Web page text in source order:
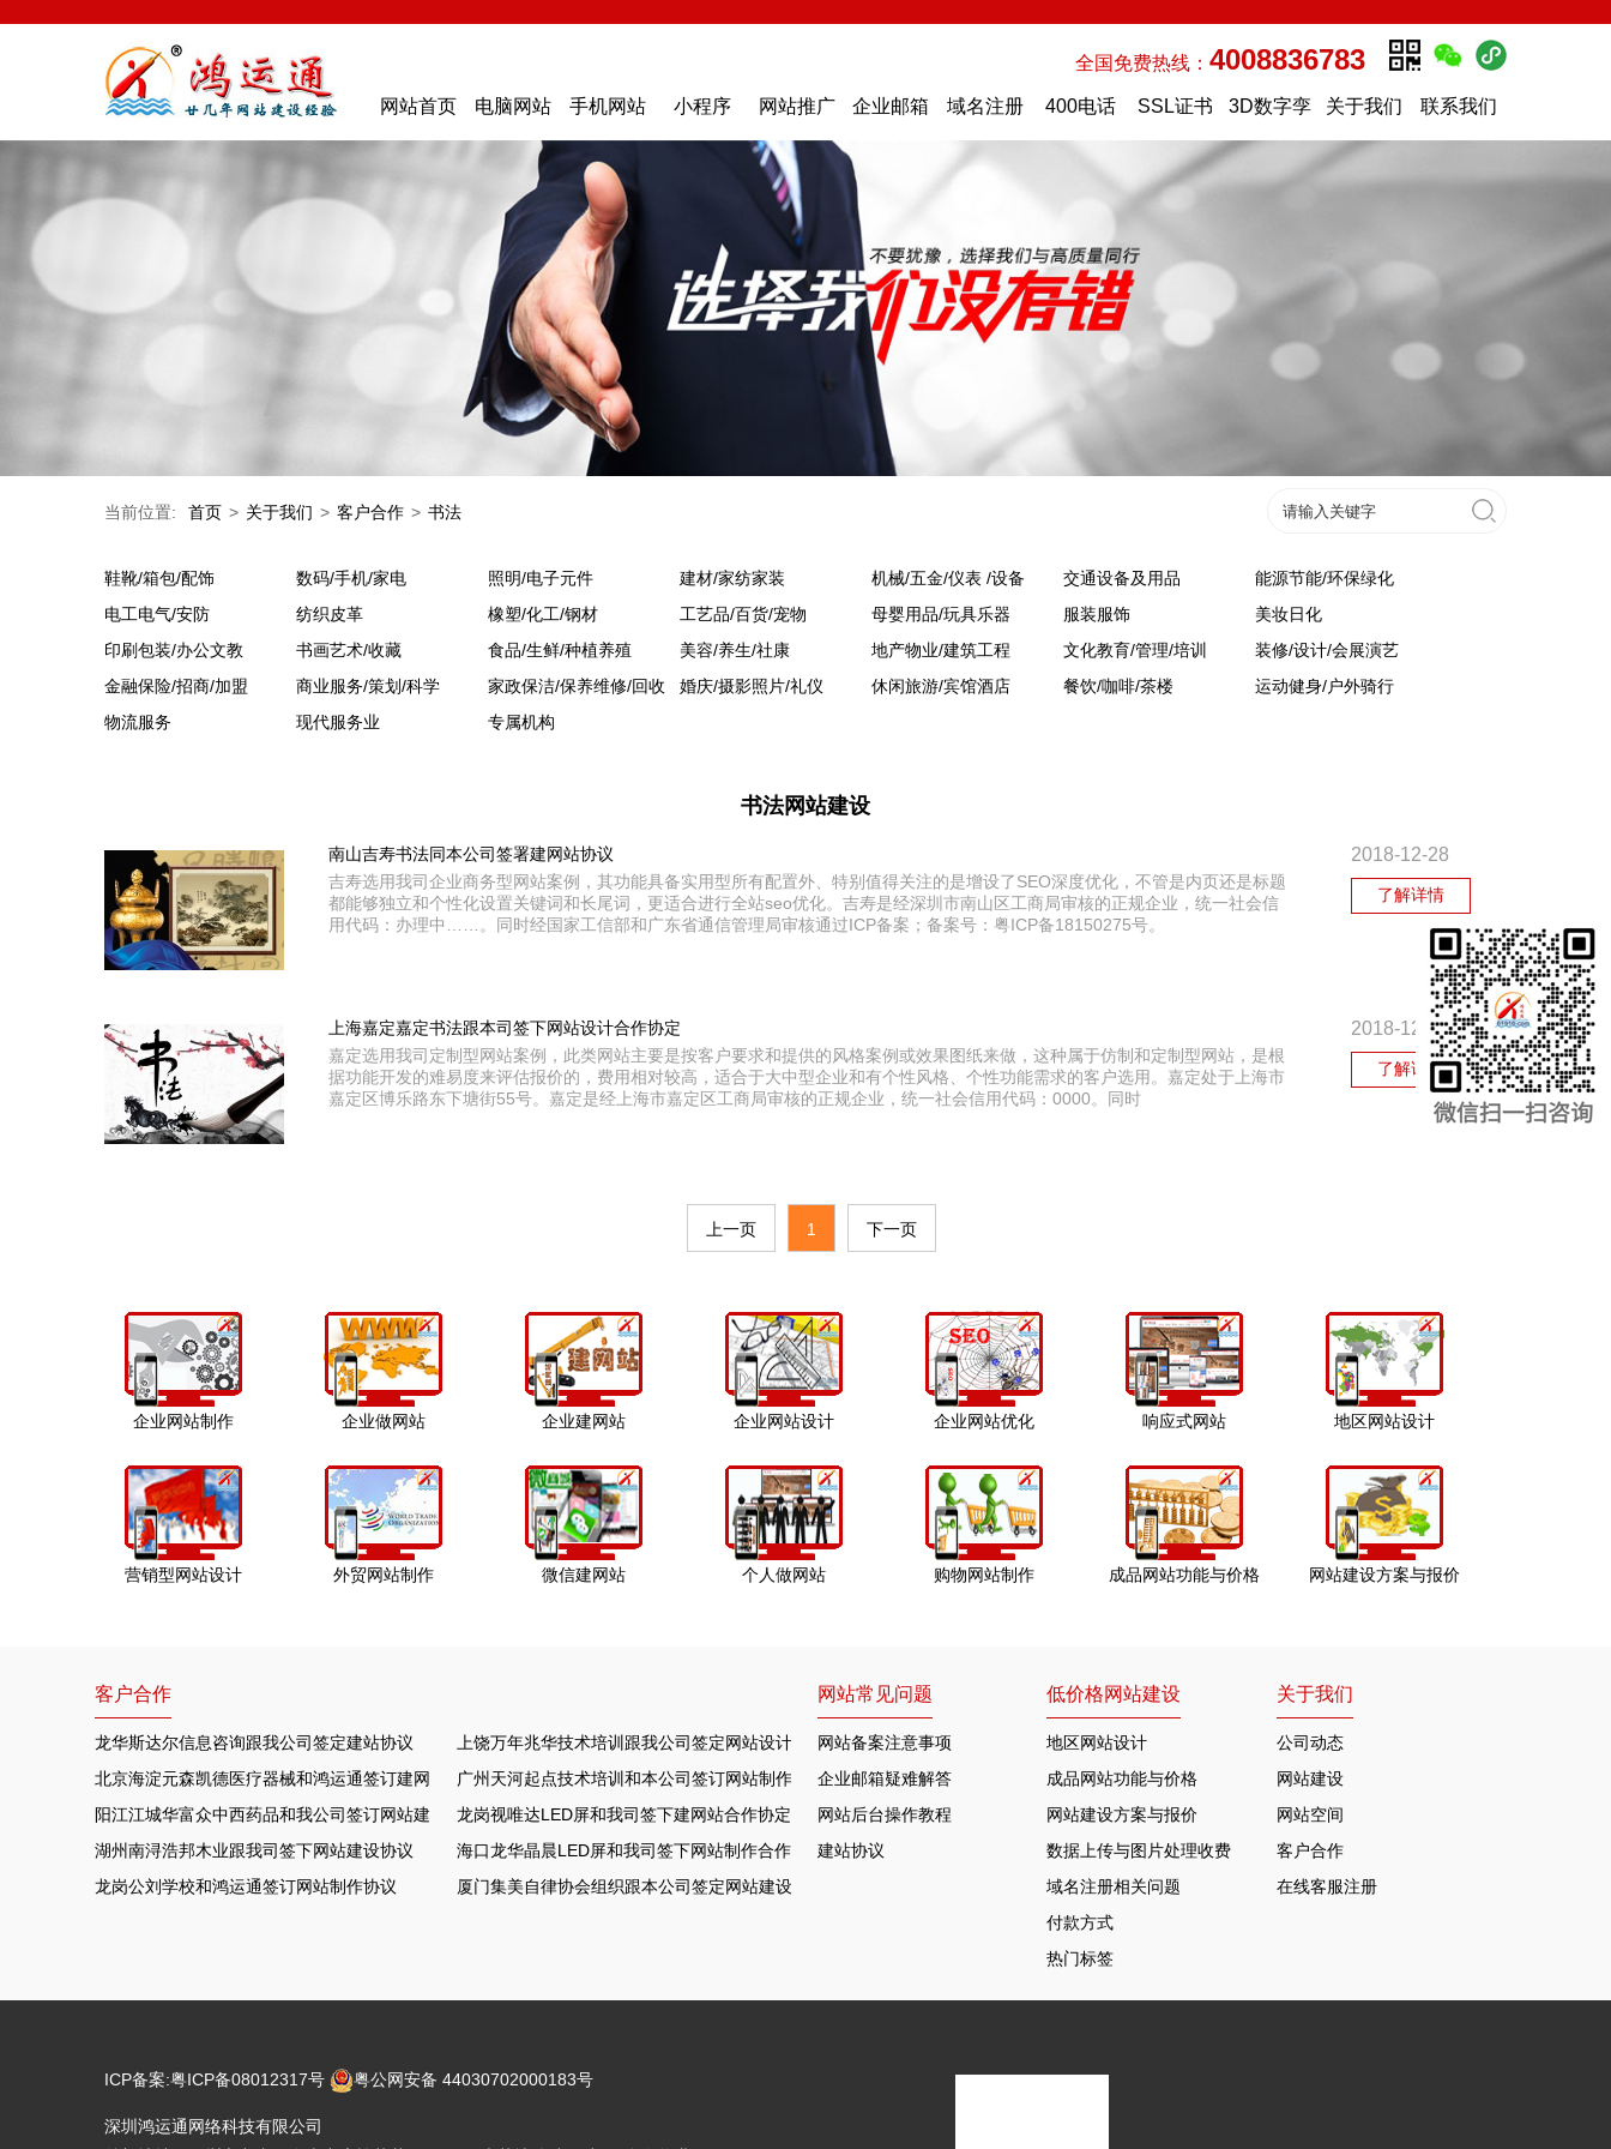
全国免费热线： 4008836783
网站首页 电脑网站 手机网站 小程序 网站推广 企业邮箱 域名注册 400电话 SSL证书 3D数字孪 关于我们 联系我们
当前位置: 首页 > 关于我们 > 客户合作 > 书法
鞋靴/箱包/配饰 数码/手机/家电 照明/电子元件 建材/家纺家装 机械/五金/仪表 /设备 交通设备及用品
能源节能/环保绿化
电工电气/安防
纺织皮革 橡塑/化工/钢材 工艺品/百货/宠物 母婴用品/玩具乐器 服装服饰
美妆日化
印刷包装/办公文教
书画艺术/收藏 食品/生鲜/种植养殖 美容/养生/社康 地产物业/建筑工程 文化教育/管理/培训
装修/设计/会展演艺
金融保险/招商/加盟
商业服务/策划/科学 家政保洁/保养维修/回收 婚庆/摄影照片/礼仪 休闲旅游/宾馆酒店 餐饮/咖啡/茶楼
运动健身/户外骑行
物流服务
现代服务业 专属机构
书法网站建设
南山吉寿书法同本公司签署建网站协议 2018-12-28
了解详情
吉寿选用我司企业商务型网站案例，其功能具备实用型所有配置外、特别值得关注的是增设了SEO深度优化，不管是内页还是标题
都能够独立和个性化设置关键词和长尾词，更适合进行全站seo优化。吉寿是经深圳市南山区工商局审核的正规企业，统一社会信
用代码：办理中……。同时经国家工信部和广东省通信管理局审核通过ICP备案；备案号：粤ICP备18150275号。
上海嘉定嘉定书法跟本司签下网站设计合作协定 2018-12-24
了解详情
嘉定选用我司定制型网站案例，此类网站主要是按客户要求和提供的风格案例或效果图纸来做，这种属于仿制和定制型网站，是根
据功能开发的难易度来评估报价的，费用相对较高，适合于大中型企业和有个性风格、个性功能需求的客户选用。嘉定处于上海市
嘉定区博乐路东下塘街55号。嘉定是经上海市嘉定区工商局审核的正规企业，统一社会信用代码：0000。同时
上一页 1 下一页
企业网站制作 企业做网站 企业建网站 企业网站设计 企业网站优化 响应式网站 地区网站设计
营销型网站设计 外贸网站制作 微信建网站 个人做网站 购物网站制作 成品网站功能与价格 网站建设方案与报价
客户合作
龙华斯达尔信息咨询跟我公司签定建站协议
上饶万年兆华技术培训跟我公司签定网站设计合作协定
北京海淀元森凯德医疗器械和鸿运通签订建网站项目广州天河起点技术培训和本公司签订网站制作协议
阳江江城华富众中西药品和我公司签订网站建设协议龙岗视唯达LED屏和我司签下建网站合作协定
湖州南浔浩邦木业跟我司签下网站建设协议
海口龙华晶晨LED屏和我司签下网站制作合作协定
龙岗公刘学校和鸿运通签订网站制作协议
厦门集美自律协会组织跟本公司签定网站建设合约
网站常见问题
网站备案注意事项
企业邮箱疑难解答
网站后台操作教程
建站协议
低价格网站建设
地区网站设计
成品网站功能与价格
网站建设方案与报价
数据上传与图片处理收费
域名注册相关问题
付款方式
热门标签
关于我们
公司动态
网站建设
网站空间
客户合作
在线客服注册
ICP备案:粤ICP备08012317号 粤公网安备 44030702000183号
深圳鸿运通网络科技有限公司